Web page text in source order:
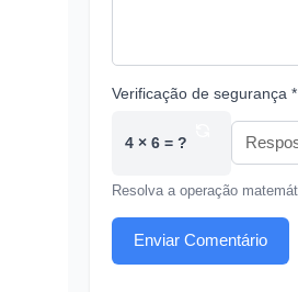
Verificação de segurança *
4 × 6 = ?
Resolva a operação
Enviar Comentário